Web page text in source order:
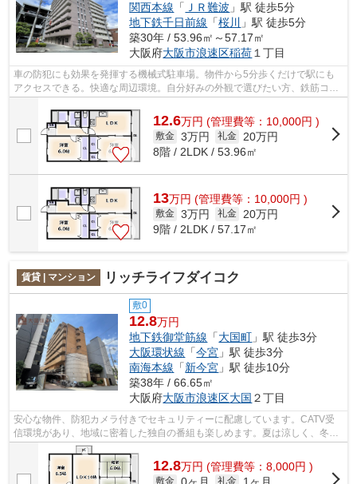
関西本線 「 ＪＲ難波 」駅 徒歩5分
地下鉄千日前線 「桜川
」駅 徒歩5分
築30年 / 53.96㎡～57.17㎡
大阪府大阪市浪速区稲荷１丁目
車の防犯にも効果を発揮する機械式駐車場。物件から5分歩くだけで駅にも
アクセスできる。快適な周辺環境。自分好みの外観で選びたい方、鉄筋コン
12.6万円 (管理費等：10,000円 )
敷金 3万円 礼金
20万円
8階 / 2LDK / 53.96㎡
13万円 (管理費等：10,000円 )
敷金 3万円 礼金
20万円
9階 / 2LDK / 57.17㎡
賃貸 | マンション リッチライフダイコク
敷0
12.8万円
地下鉄御堂筋線 「大国町 」駅 徒歩3分
大阪環状線 「今宮 」駅 徒歩3分
南海本線 「新今宮 」駅 徒歩10分
築38年 / 66.65㎡
大阪府大阪市浪速区大国 ２丁目
安心な物件、防犯カメラ付きでセキュリティーに配慮しています。CATV受
信環境があり、地域に密着した独自の番組も楽しめます。夏は涼しく、冬に
は暖かく、エアコン付き物件ですので快...
12.8万円 (管理費等：8,000円 )
敷金 0ヶ月 礼金 1ヶ月